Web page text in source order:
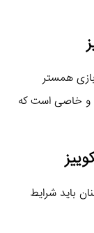
بازی همستر
و خاصی است که
باید شرایط